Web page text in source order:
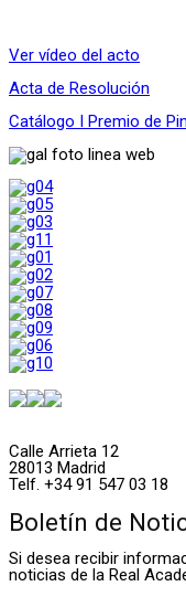
Ver vídeo del acto
Acta de Resolución
Catálogo I Premio de
Calle Arrieta 12
28013 Madrid
Telf. +34 91 547 03 18
Boletín de
Si desea recibir
noticias de la Real